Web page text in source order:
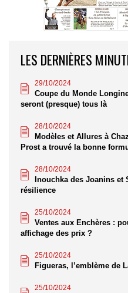
LES DERNIÈRES
29/10/2024
Coupe du Monde
seront (presque) tous là
28/10/2024
Modèles et Allures à
Prost a trouvé la bonne
28/10/2024
Inouchka des Joanins et
résilience
25/10/2024
Ventes aux Enchères :
affichage des prix ?
25/10/2024
Figueras, l’emblème de
25/10/2024